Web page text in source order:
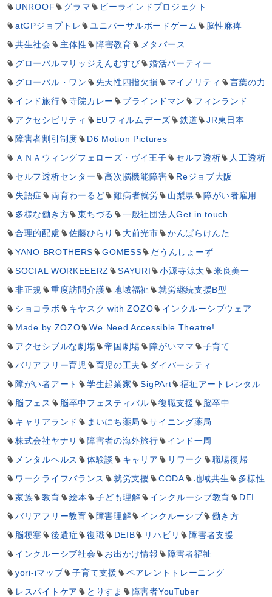
UNROOF
グラマ
ビーラインドプロジェクト
atGPジョブトレ
ユニバーサルボードゲーム
脳性麻痺
共生社会
主体性 障害教育
メタバース
グローバルマリッジえんむすび
婚活パーティー
グローバル・ワン
先天性四指欠損 マイノリティ
言葉の力
インド旅行
寺院カレー ブラインドマン
フィンランド
アクセシビリティ
EUフィルムデーズ 鉄道
JR東日本
障害者割引制度
D6 Motion Pictures
ＡＮＡウィングフェローズ・ヴイ王子
セルフ透析
人工透析
セルフ透析センター
高次脳機能障害
Reジョブ大阪
失語症
両育わーるど 難病者就労 山梨県
障がい者雇用
多様な働き方
東ちづる
一般社団法人Get in touch
合理的配慮
佐藤ひらり 大前光市
かんばらけんた
YANO BROTHERS
GOMESS
だうんしょーず
SOCIAL WORKEEERZ
SAYURI 小源寺涼太
米良美一
非正規
重度訪問介護 地域福祉
就労継続支援B型
ショコラボ
キヤスク with ZOZO
インクルーシブウェア
Made by ZOZO
We Need Accessible Theatre!
アクセシブルな劇場
帝国劇場 障がいママ
子育て
バリアフリー育児
育児の工夫
ダイバーシティ
障がい者アート
学生起業家 SigPArt
福祉アートレンタル
脳フェス
脳卒中フェスティバル 復職支援
脳卒中
キャリアランド
まいにち薬局
サイニング薬局
株式会社ヤナリ
障害者の海外旅行
インド一周
メンタルヘルス
体験談 キャリア リワーク
職場復帰
ワークライフバランス
就労支援 CODA 地域共生
多様性
家族
教育 絵本 子ども理解 インクルーシブ教育
DEI
バリアフリー教育
障害理解 インクルーシブ
働き方
脳梗塞
後遺症 復職 DEIB リハビリ
障害者支援
インクルーシブ社会
お出かけ情報
障害者福祉
yori-iマップ
子育て支援
ペアレントトレーニング
レスパイトケア
とりすま
障害者YouTuber